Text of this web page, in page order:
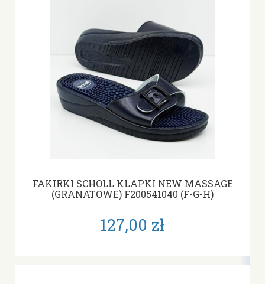
FAKIRKI SCHOLL KLAPKI NEW MASSAGE
(GRANATOWE) F200541040 (F-G-H)
127,00 zł